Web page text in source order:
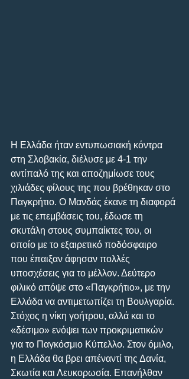
Η Ελλάδα ήταν εντυπωσιακή κόντρα
στη Σλοβακία, διέλυσε με 4-1 την
αντίπαλό της και αποζημίωσε τους
χιλιάδες φίλους της που βρέθηκαν στο
Παγκρήτιο. Ο Μανδάς έκανε τη διαφορά
με τις επεμβάσεις του, έδωσε τη
σκυτάλη στους συμπαίκτες του, οι
οποίο με το εξαιρετικό ποδόσφαιρο
που έπαιξαν άφησαν πολλές
υποσχέσεις για το μέλλον. Δεύτερο
φιλικό απόψε στο «Παγκρήτιο», με την
Ελλάδα να αντιμετωπίζει τη Βουλγαρία.
Στόχος η νίκη γοήτρου, αλλά και το
«δέσιμο» ενόψει των προκριματικών
για το Παγκόσμιο Κύπελλο. Στον όμιλο,
η Ελλάδα θα βρει απέναντί της Δανία,
Σκωτία και Λευκορωσία. Επανήλθαν